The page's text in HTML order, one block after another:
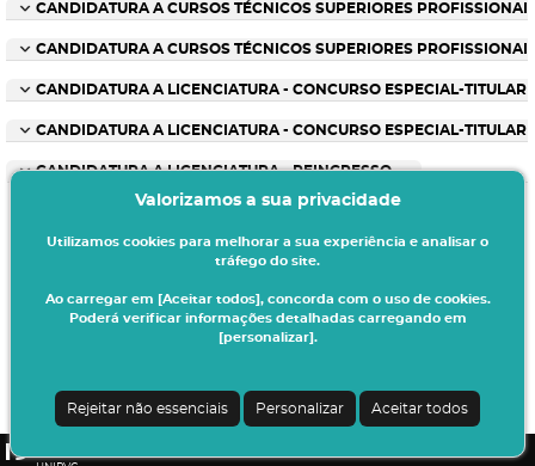
CANDIDATURA A CURSOS TÉCNICOS SUPERIORES
CANDIDATURA A CURSOS TÉCNICOS SUPERIORES
CANDIDATURA A LICENCIATURA - CONCURSO ESPECIAL-
CANDIDATURA A LICENCIATURA - CONCURSO ESPECIAL-
CANDIDATURA A LICENCIATURA - REINGRESSO
sua matrícula/inscrição no presente ano letivo.
Todos os dados introduzidos serão da sua responsabilidade.
Valorizamos a sua privacidade
Utilizamos cookies para melhorar a sua experiência e analisar o
tráfego do site.
Ao carregar em [Aceitar todos], concorda com o uso de cookies.
Poderá verificar informações detalhadas carregando em
[personalizar].
Rejeitar não essenciais Personalizar Aceitar todos